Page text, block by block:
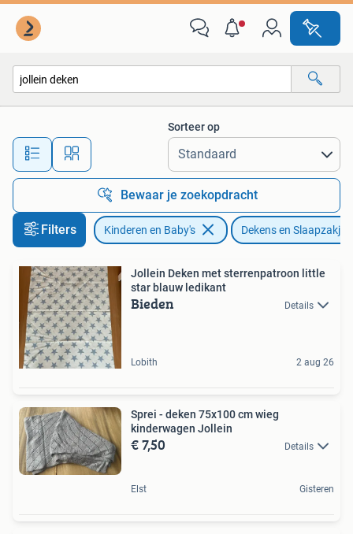
Alle afstanden…
Sorteer op
Bewaar je zoekopdracht
Filters Kinderen en Baby's Dekens en Slaapzakjes
Jollein Deken met sterrenpatroon little
star blauw ledikant
Bieden Details
Lobith 2 aug 26
Sprei - deken 75x100 cm wieg
kinderwagen Jollein
€ 7,50 Details
Elst Gisteren